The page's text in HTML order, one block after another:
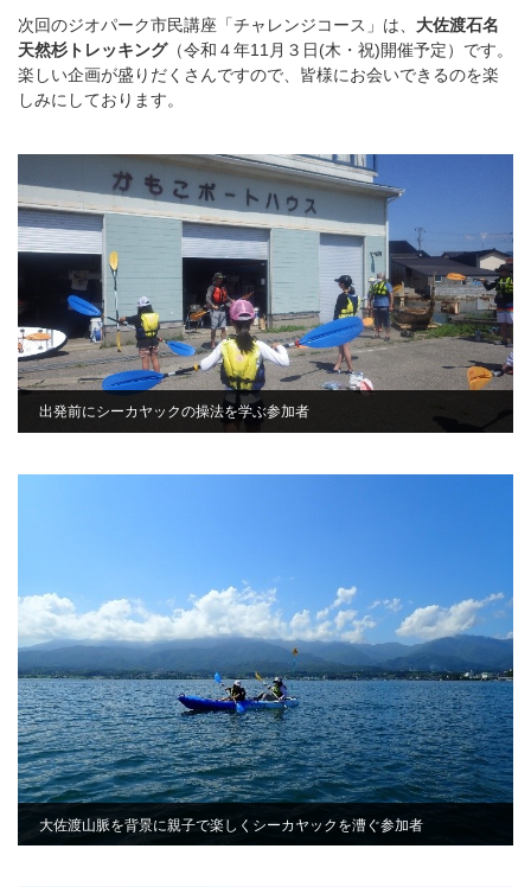
次回のジオパーク市民講座「チャレンジコース」は、 大佐渡石名
天然杉トレッキング（令和４年11月３日(木・祝)開催予定） です。
楽しい企画が盛りだくさんですので、皆様にお会いできるのを楽
しみにしております。
出発前にシーカヤックの操法を学ぶ参加者
大佐渡山脈を背景に親子で楽しくシーカヤックを漕ぐ参加者